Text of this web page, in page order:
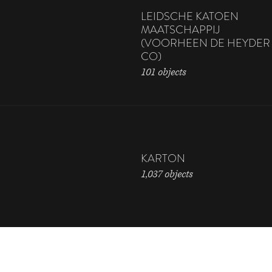
LEIDSCHE KATOEN
MAATSCHAPPIJ
(VOORHEEN DE
CO)
101 objects
KARTON
1,037 objects